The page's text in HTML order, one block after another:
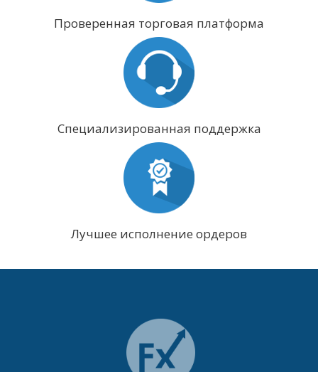
Проверенная торговая платформа
Специализированная поддержка
Лучшее исполнение ордеров